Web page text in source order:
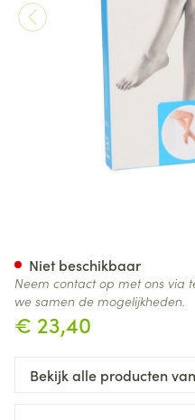
€ 23,40
Niet beschikbaar
Neem contact op met ons via
we samen de mogelijkheden.
Bekijk alle producten